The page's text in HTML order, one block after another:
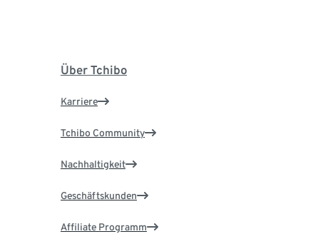
Über Tchibo
Karriere
Tchibo Community
Nachhaltigkeit
Geschäftskunden
Affiliate Programm